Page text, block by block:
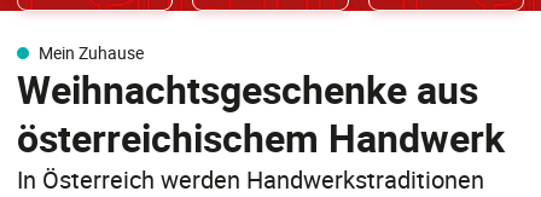
Mein Zuhause
Weihnachtsgeschenke aus
österreichischem Handwerk
In Österreich werden Handwerkstraditionen